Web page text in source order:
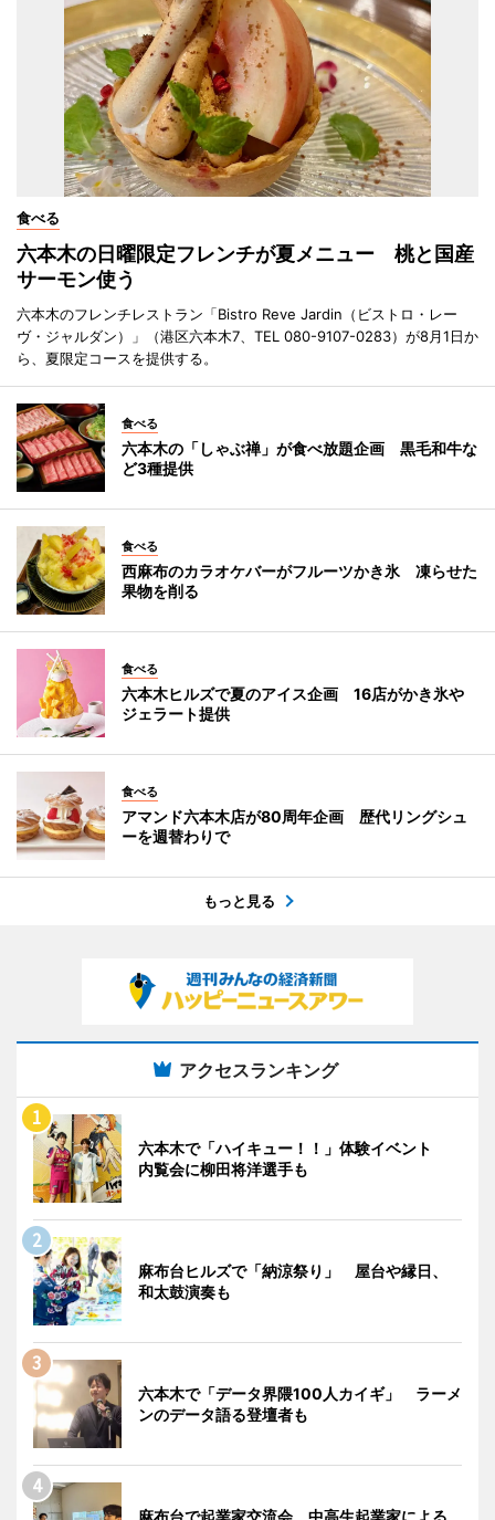
食べる
六本木の日曜限定フレンチが夏メニュー 桃と国産
サーモン使う
六本木のフレンチレストラン「Bistro Reve Jardin（ビストロ・レー
ヴ・ジャルダン）」（港区六本木7、TEL 080-9107-0283）が8月1日か
ら、夏限定コースを提供する。
食べる
六本木の「しゃぶ禅」が食べ放題企画 黒毛和牛な
ど3種提供
食べる
西麻布のカラオケバーがフルーツかき氷 凍らせた
果物を削る
食べる
六本木ヒルズで夏のアイス企画 16店がかき氷や
ジェラート提供
食べる
アマンド六本木店が80周年企画 歴代リングシュ
ーを週替わりで
もっと見る
アクセスランキング
六本木で「ハイキュー！！」体験イベント
内覧会に柳田将洋選手も
麻布台ヒルズで「納涼祭り」 屋台や縁日、
和太鼓演奏も
六本木で「データ界隈100人カイギ」 ラーメ
ンのデータ語る登壇者も
麻布台で起業家交流会 中高生起業家による